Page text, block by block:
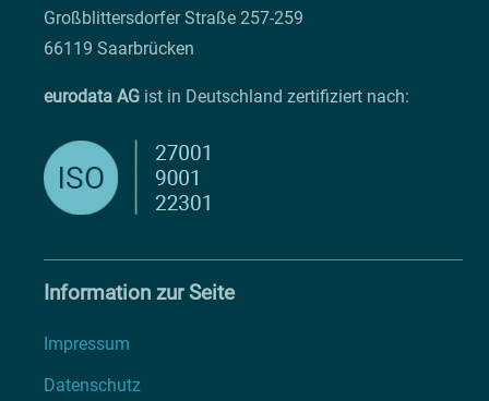
Großblittersdorfer Straße 257-259
66119 Saarbrücken
eurodata AG ist in Deutschland zertifiziert nach:
Information zur Seite
Impressum
Datenschutz